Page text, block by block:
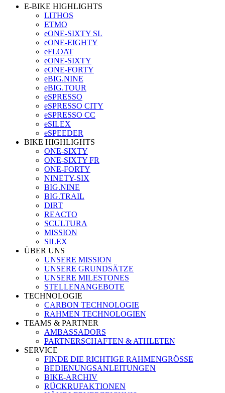
E-BIKE HIGHLIGHTS
LITHOS
ETMO
eONE-SIXTY SL
eONE-EIGHTY
eFLOAT
eONE-SIXTY
eONE-FORTY
eBIG.NINE
eBIG.TOUR
eSPRESSO
eSPRESSO CITY
eSPRESSO CC
eSILEX
eSPEEDER
BIKE HIGHLIGHTS
ONE-SIXTY
ONE-SIXTY FR
ONE-FORTY
NINETY-SIX
BIG.NINE
BIG.TRAIL
DIRT
REACTO
SCULTURA
MISSION
SILEX
ÜBER UNS
UNSERE MISSION
UNSERE GRUNDSÄTZE
UNSERE MILESTONES
STELLENANGEBOTE
TECHNOLOGIE
CARBON TECHNOLOGIE
RAHMEN TECHNOLOGIEN
TEAMS & PARTNER
AMBASSADORS
PARTNERSCHAFTEN & ATHLETEN
SERVICE
FINDE DIE RICHTIGE RAHMENGRÖSSE
BEDIENUNGSANLEITUNGEN
BIKE-ARCHIV
RÜCKRUFAKTIONEN